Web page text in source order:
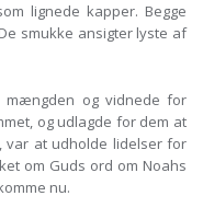
lignede kapper. Begge
smukke ansigter lyste af
mængden og vidnede for
og udlagde for dem at
var at udholde lidelser for
om Guds ord om Noahs
nu.